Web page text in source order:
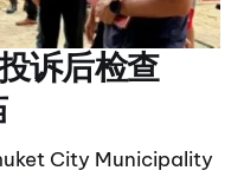
诉后检查
City Municipality